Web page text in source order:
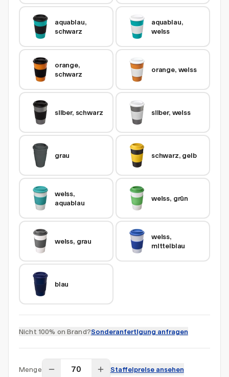
aquablau,
schwarz
aquablau,
weiss
orange,
schwarz
orange, weiss
silber, schwarz silber, weiss
grau schwarz, gelb
weiss,
aquablau
weiss, grün
weiss, grau
weiss,
mittelblau
blau
Nicht 100% on Brand?Sonderanfertigung anfragen
Menge
Staffelpreise ansehen